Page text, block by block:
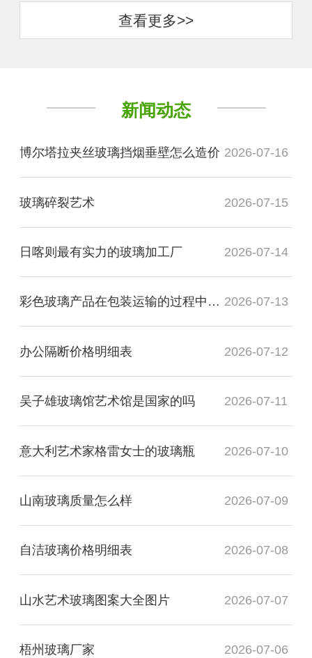
查看更多>>
新闻动态
博尔塔拉夹丝玻璃挡烟垂壁怎么造价 2026-07-16
玻璃碎裂艺术 2026-07-15
日喀则最有实力的玻璃加工厂 2026-07-14
彩色玻璃产品在包装运输的过程中需要注意哪些事项 2026-07-13
办公隔断价格明细表 2026-07-12
吴子雄玻璃馆艺术馆是国家的吗 2026-07-11
意大利艺术家格雷女士的玻璃瓶 2026-07-10
山南玻璃质量怎么样 2026-07-09
自洁玻璃价格明细表 2026-07-08
山水艺术玻璃图案大全图片 2026-07-07
梧州玻璃厂家 2026-07-06